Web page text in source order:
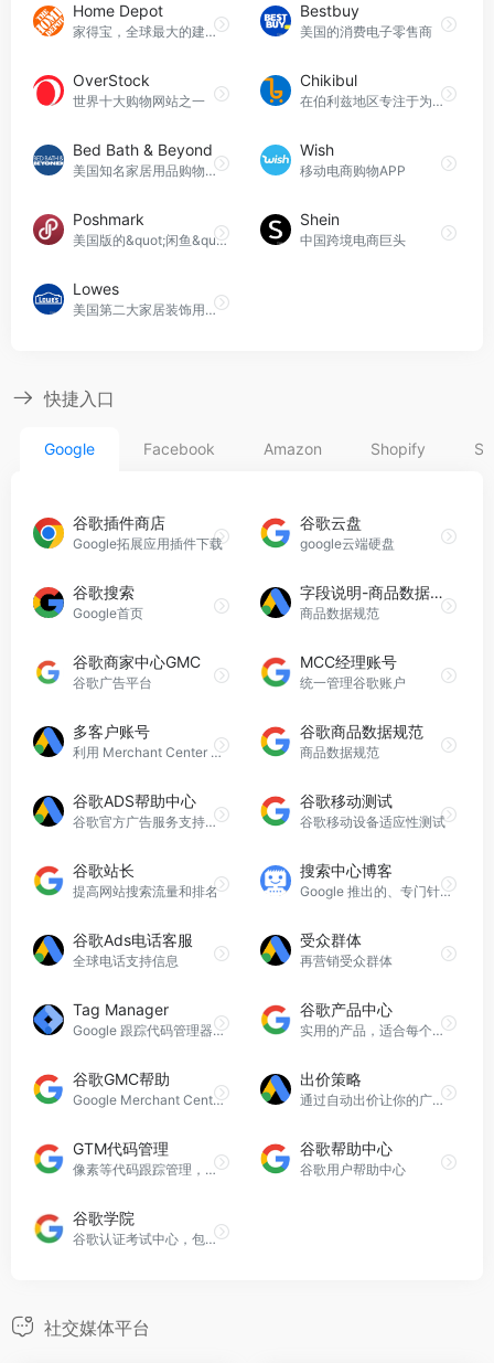
Home Depot
家得宝，全球最大的建材家居零售企业
Bestbuy
美国的消费电子零售商
OverStock
世界十大购物网站之一
Chikibul
在伯利兹地区专注于为用户提供各种产品的最佳优惠的移动应用程序
Bed Bath & Beyond
美国知名家居用品购物网站
Wish
移动电商购物APP
Poshmark
美国版的&quot;闲鱼&quot;，消费者可以对产品进行出价购买，被称为海外版“闲鱼”
Shein
中国跨境电商巨头
Lowes
美国第二大家居装饰用品连锁店
快捷入口
Google Facebook Amazon Shopify
谷歌插件商店
Google拓展应用插件下载
谷歌云盘
google云端硬盘
谷歌搜索
Google首页
字段说明-商品数据规范
商品数据规范
谷歌商家中心GMC
谷歌广告平台
MCC经理账号
统一管理谷歌账户
多客户账号
利用 Merchant Center 高级帐号设置,管理多个帐号的数据
谷歌商品数据规范
商品数据规范
谷歌ADS帮助中心
谷歌官方广告服务支持和解决方案
谷歌移动测试
谷歌移动设备适应性测试
谷歌站长
提高网站搜索流量和排名
搜索中心博客
Google 推出的、专门针对博客的搜索技术
谷歌Ads电话客服
全球电话支持信息
受众群体
再营销受众群体
Tag Manager
Google 跟踪代码管理器是一个跟踪代码管理系统
谷歌产品中心
实用的产品，适合每个人使用
谷歌GMC帮助
Google Merchant Center帮助中心
出价策略
通过自动出价让你的广告在Google搜索结果页首或首页展示
GTM代码管理
像素等代码跟踪管理，统一部署
谷歌帮助中心
谷歌用户帮助中心
谷歌学院
谷歌认证考试中心，包含搜索、展示和购物广告认证考试
社交媒体平台